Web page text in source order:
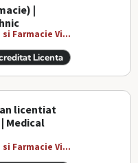
|
Farmacie Vi...
Licenta
licentiat
Medical
Farmacie Vi...